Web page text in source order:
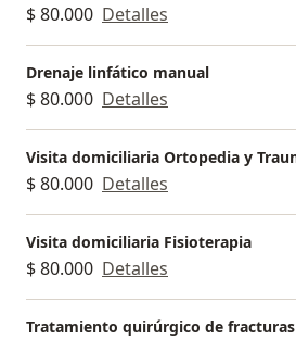
$ 80.000 Detalles
Drenaje linfático manual
$ 80.000 Detalles
Visita domiciliaria Ortopedia y
$ 80.000 Detalles
Visita domiciliaria Fisioterapia
$ 80.000 Detalles
Tratamiento quirúrgico de fracturas